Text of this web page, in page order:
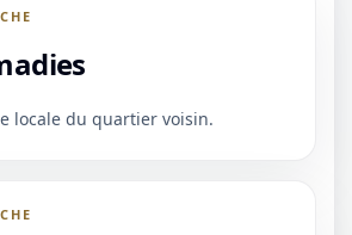
locale du quartier voisin.